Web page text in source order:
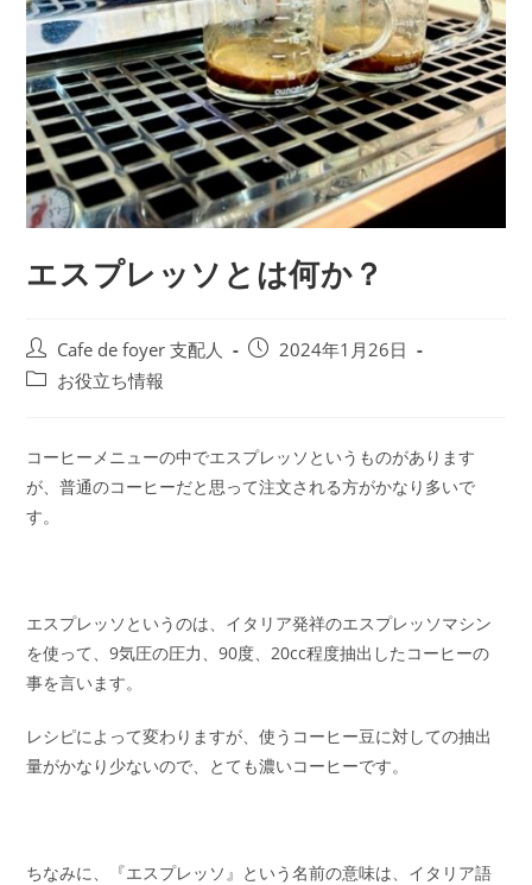
エスプレッソとは何か？
投
稿
Cafe de foyer 支配人
投
日:
2024年1月26日
投
テ
ゴ
ー:
お役立ち情報
コーヒーメニューの中でエスプレッソというものがあります
が、普通のコーヒーだと思って注文される方がかなり多いで
す。
エスプレッソというのは、イタリア発祥のエスプレッソマシン
を使って、9気圧の圧力、90度、20cc程度抽出したコーヒーの
事を言います。
レシピによって変わりますが、使うコーヒー豆に対しての抽出
量がかなり少ないので、とても濃いコーヒーです。
ちなみに、『エスプレッソ』という名前の意味は、イタリア語